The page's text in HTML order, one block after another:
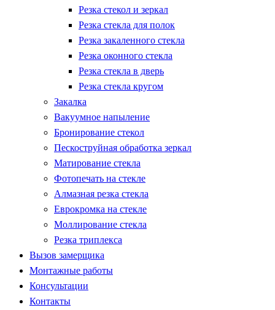
Резка стекол и зеркал
Резка стекла для полок
Резка закаленного стекла
Резка оконного стекла
Резка стекла в дверь
Резка стекла кругом
Закалка
Вакуумное напыление
Бронирование стекол
Пескоструйная обработка зеркал
Матирование стекла
Фотопечать на стекле
Алмазная резка стекла
Еврокромка на стекле
Моллирование стекла
Резка триплекса
Вызов замерщика
Монтажные работы
Консультации
Контакты